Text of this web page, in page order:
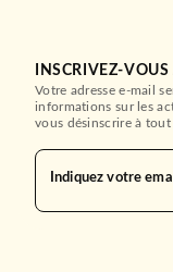
INSCRIVEZ-
Votre adresse e-mail
informations sur les
vous désinscrire à
Indiquez votre